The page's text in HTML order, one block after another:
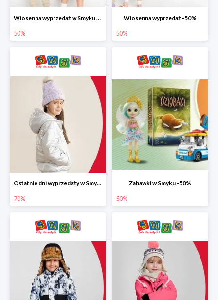
Wiosenna wyprzedaż w Smyku do -50%
50%
Wiosenna wyprzedaż -50%
50%
Ostatnie dni wyprzedaży w Smyku do -70%
70%
Zabawki w Smyku -50%
50%